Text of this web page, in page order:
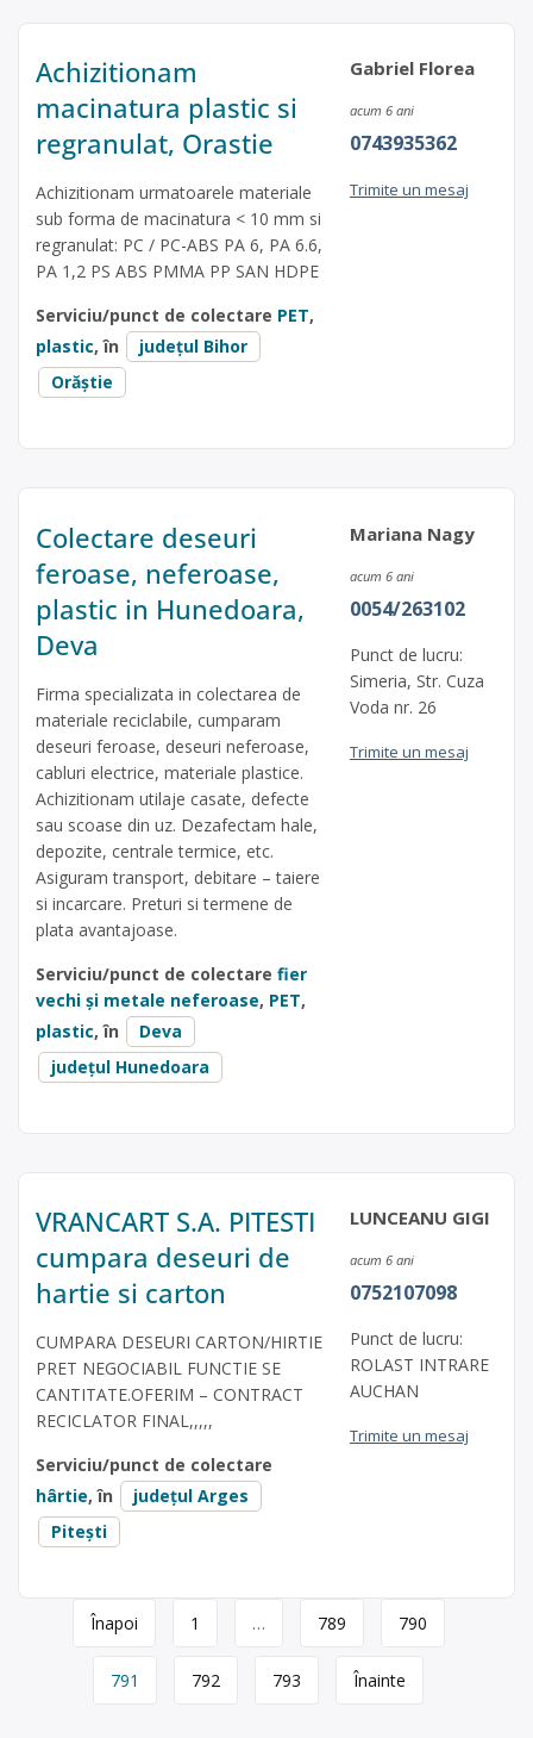
Achizitionam
macinatura plastic si
regranulat, Orastie
Achizitionam urmatoarele materiale
sub forma de macinatura < 10 mm si
regranulat: PC / PC-ABS PA 6, PA 6.6,
PA 1,2 PS ABS PMMA PP SAN HDPE
Serviciu/punct de colectare PET,
plastic, în
județul Bihor
Orăștie
Gabriel Florea
acum 6 ani
0743935362
Trimite un mesaj
Colectare deseuri
feroase, neferoase,
plastic in Hunedoara,
Deva
Firma specializata in colectarea de
materiale reciclabile, cumparam
deseuri feroase, deseuri neferoase,
cabluri electrice, materiale plastice.
Achizitionam utilaje casate, defecte
sau scoase din uz. Dezafectam hale,
depozite, centrale termice, etc.
Asiguram transport, debitare – taiere
si incarcare. Preturi si termene de
plata avantajoase.
Serviciu/punct de colectare fier
vechi și metale neferoase, PET,
plastic, în
Deva
județul Hunedoara
Mariana Nagy
acum 6 ani
0054/263102
Punct de lucru:
Simeria, Str. Cuza
Voda nr. 26
Trimite un mesaj
VRANCART S.A. PITESTI
cumpara deseuri de
hartie si carton
CUMPARA DESEURI CARTON/HIRTIE
PRET NEGOCIABIL FUNCTIE SE
CANTITATE.OFERIM – CONTRACT
RECICLATOR FINAL,,,,,
Serviciu/punct de colectare
hârtie, în
județul Arges
Pitești
LUNCEANU GIGI
acum 6 ani
0752107098
Punct de lucru:
ROLAST INTRARE
AUCHAN
Trimite un mesaj
PageÎnapoi 1 … 789 790
791 792 793 Înainte